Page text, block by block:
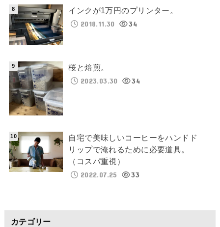
インクが1万円のプリンター。
2018.11.30
34
桜と焙煎。
2023.03.30
34
自宅で美味しいコーヒーをハンドド
リップで淹れるために必要道具。
（コスパ重視）
2022.07.25
33
カテゴリー